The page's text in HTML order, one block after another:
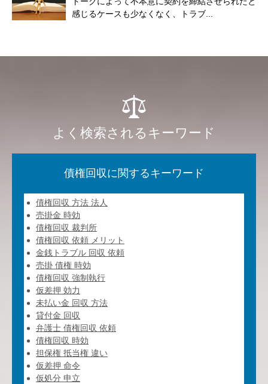
感じるケースも少なくなく、トラブ...
よく検索されるキーワード
債権回収に関するキーワード
債権回収 方法 法人
売掛金 時効
債権回収 裁判所
債権回収 依頼 メリット
金銭トラブル 回収 依頼
売掛 債権 時効
債権回収 強制執行
仮差押 効力
未払い金 回収 方法
貸付金 回収
弁護士 債権回収 依頼
債権回収 時効
担保権 抵当権 違い
仮差押 命令
仮処分 申立